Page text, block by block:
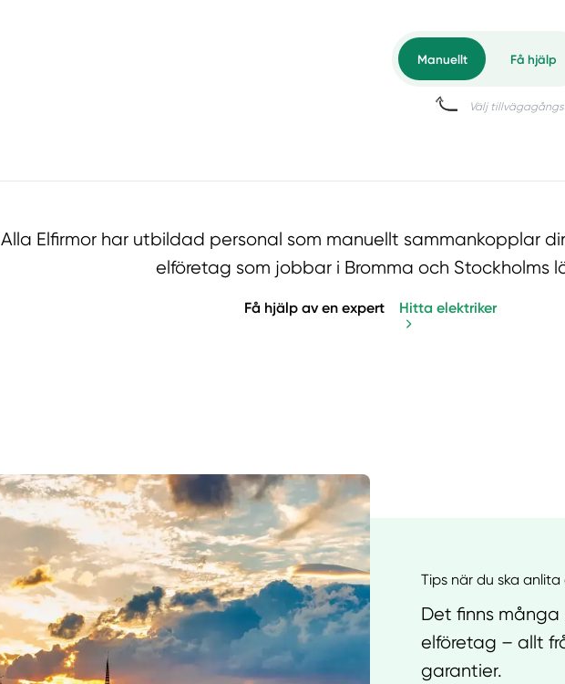
Alla Elfirmor har utbildad personal som manuellt sammankopplar
elföretag som jobbar i Bromma och Stockholms
Få hjälp av en expert Hitta elektriker
Tips när du ska
Det finns
elföretag – allt
garantier.